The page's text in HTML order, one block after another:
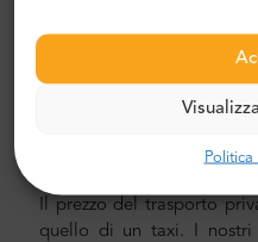
trasporto porta a porta in
moderni, confortevoli e
equipaggio è composto
parlano fluentemente
Costo del
Il prezzo del trasporto
quello di un taxi. I nostri